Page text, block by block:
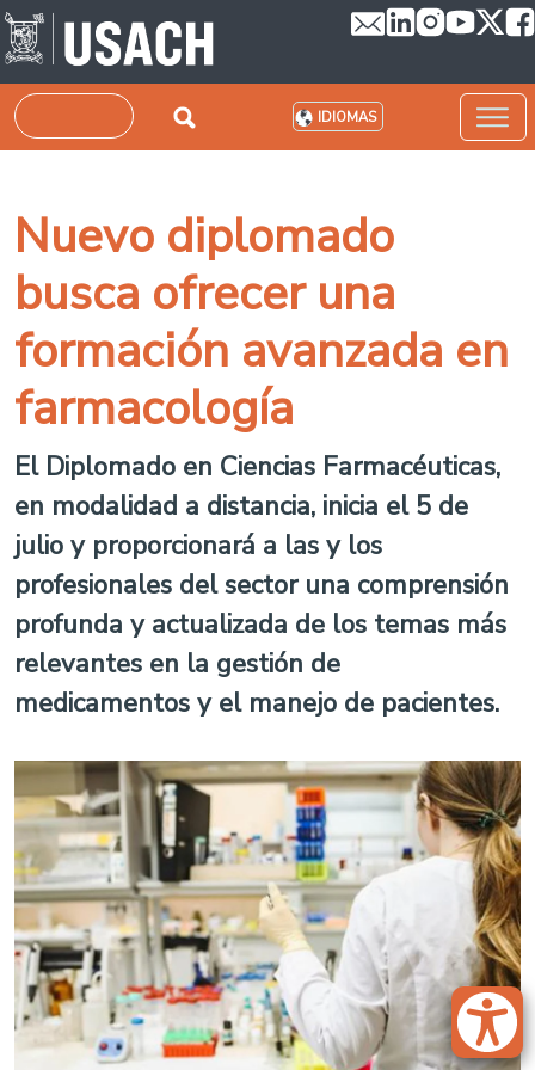
Pasar al contenido principal
Buscar IDIOMAS
Nuevo diplomado
busca ofrecer una
formación avanzada en
farmacología
El Diplomado en Ciencias Farmacéuticas,
en modalidad a distancia, inicia el 5 de
julio y proporcionará a las y los
profesionales del sector una comprensión
profunda y actualizada de los temas más
relevantes en la gestión de
medicamentos y el manejo de pacientes.